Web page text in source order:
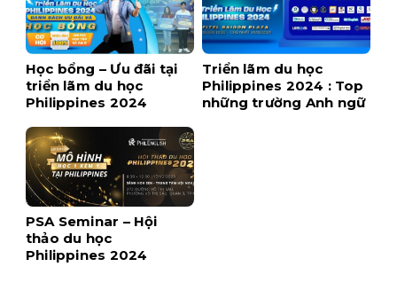
Học bổng – Ưu đãi tại
triển lãm du học
Philippines 2024
Triển lãm du học
Philippines 2024 : Top
những trường Anh ngữ
PSA Seminar – Hội
thảo du học
Philippines 2024